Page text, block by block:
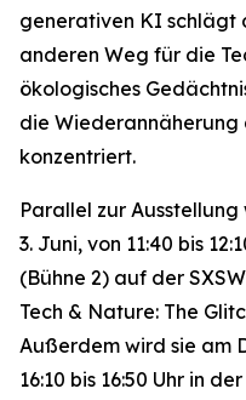
generativen KI schlägt
anderen Weg für die
ökologisches
die
konzentriert.
Parallel zur
3. Juni, von 11:40 bis
(Bühne 2) auf der
Tech & Nature: The
Außerdem wird sie am
16:10 bis 16:50 Uhr in